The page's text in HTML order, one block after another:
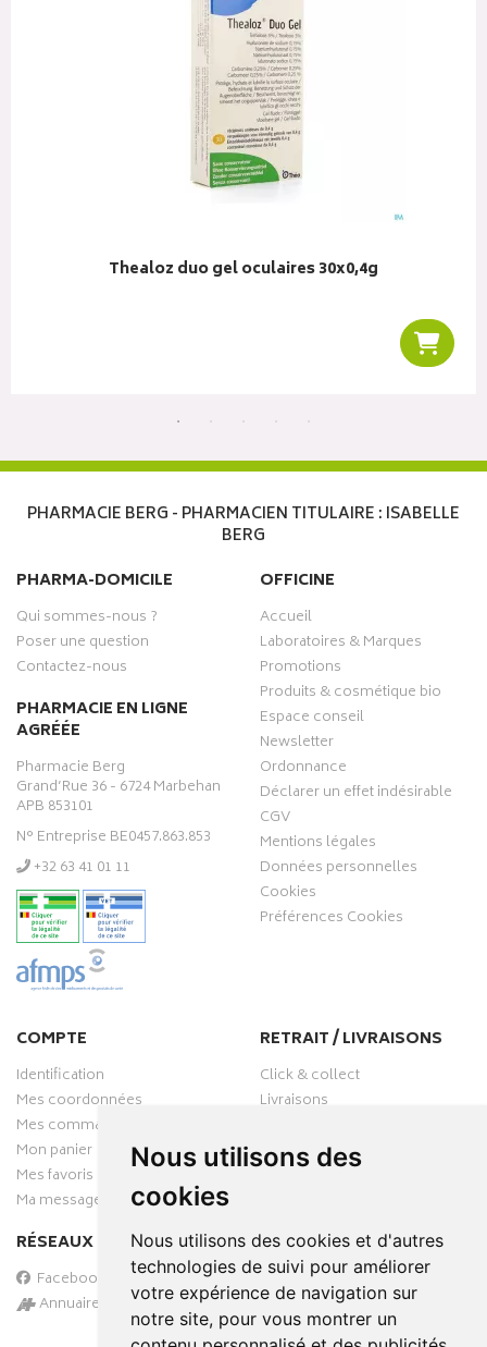
Nous utilisons des
cookies
Nous utilisons des cookies et d'autres
technologies de suivi pour améliorer
votre expérience de navigation sur
notre site, pour vous montrer un
Thealoz duo gel oculaires 30x0,4g
PHARMACIE BERG - PHARMACIEN TITULAIRE : ISABELLE
BERG
PHARMA-DOMICILE
Qui sommes-nous ?
Poser une question
Contactez-nous
PHARMACIE EN LIGNE
AGRÉÉE
Pharmacie Berg
Grand’Rue 36 - 6724 Marbehan
APB 853101
N° Entreprise BE0457.863.853
‭+32 63 41 01 11‬
OFFICINE
Accueil
Laboratoires & Marques
Promotions
Produits & cosmétique bio
Espace conseil
Newsletter
Ordonnance
Déclarer un effet indésirable
CGV
Mentions légales
Données personnelles
Cookies
Préférences Cookies
COMPTE
Identification
Mes coordonnées
Mes commandes
Mon panier
Mes favoris
Ma messagerie
RÉSEAUX SOCIAUX
Facebook
Annuaire des pharmacies
RETRAIT / LIVRAISONS
Click & collect
Livraisons
PAIEMENT SÉCURISÉ